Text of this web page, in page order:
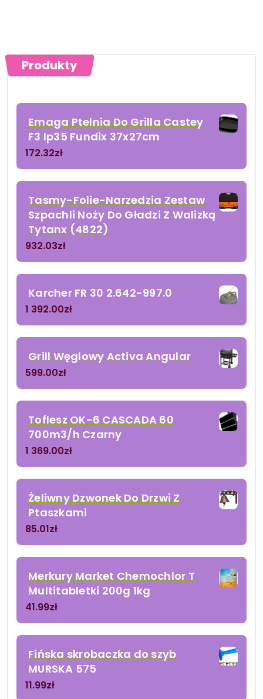
Produkty
Emaga Ptelnia Do Grilla Castey
F3 Ip35 Fundix 37x27cm
172.32zł
Tasmy-Folie-Narzedzia Zestaw
Szpachli Noży Do Gładzi Z Walizką
Tytanx (4822)
932.03zł
Karcher FR 30 2.642-997.0
1 392.00zł
Grill Węglowy Activa Angular
599.00zł
Toflesz OK-6 CASCADA 60
700m3/h Czarny
1 369.00zł
Żeliwny Dzwonek Do Drzwi Z
Ptaszkami
85.01zł
Merkury Market Chemochlor T
Multitabletki 200g 1kg
41.99zł
Fińska skrobaczka do szyb
MURSKA 575
11.99zł